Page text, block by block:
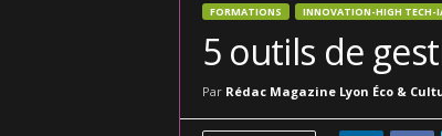
r
FORMATIONS INNOVATION-HIGH TECH-
5 outils de
Par Rédac Magazine Lyon Éco &